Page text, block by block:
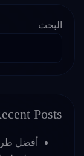
البحث
Posts
أفضل